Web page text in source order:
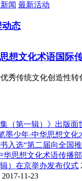
闻 最新活动
态
想文化术语国际
秀传统文化创造性
（第一辑）》出版面
少年·中华思想文化
入选“第二届向全国
华思想文化术语传播
）在京举办发布仪式
2017-11-23